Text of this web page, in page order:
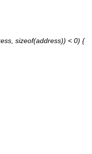
sizeof(address)) < 0) {